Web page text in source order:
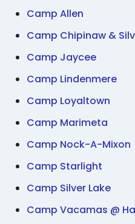
Camp Allen
Camp Chipinaw &
Camp Jaycee
Camp Lindenmere
Camp Loyaltown
Camp Marimeta
Camp Nock-A-Mixon
Camp Starlight
Camp Silver Lake
Camp Vacamas @